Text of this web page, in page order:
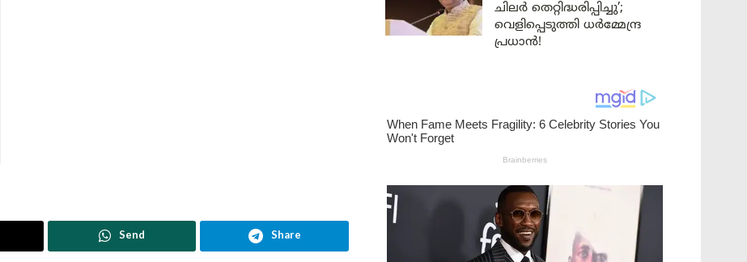
Send Share
ചിലർ തെറ്റിദ്ധരിപ്പിച്ചു’;
വെളിപ്പെടുത്തി ധർമ്മേന്ദ്ര
പ്രധാൻ!